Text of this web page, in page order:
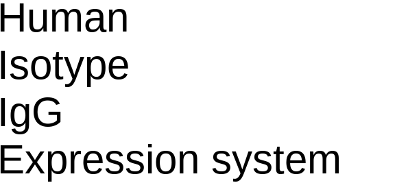
Human
Isotype
IgG
Expression system